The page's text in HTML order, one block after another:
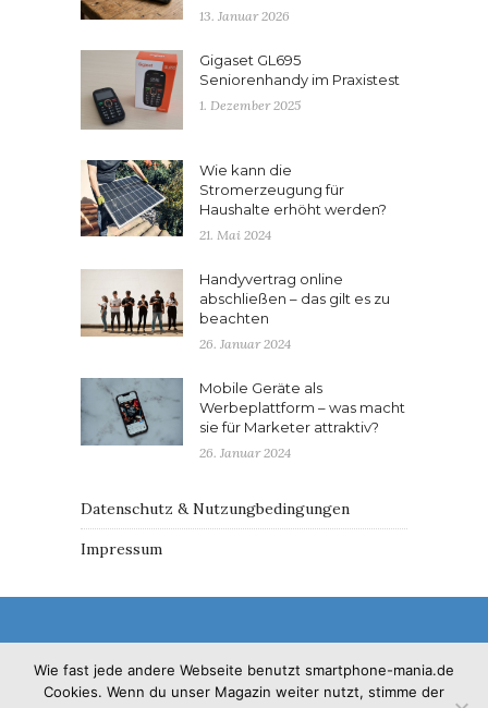
13. Januar 2026
Gigaset GL695
Seniorenhandy im Praxistest
1. Dezember 2025
Wie kann die
Stromerzeugung für
Haushalte erhöht werden?
21. Mai 2024
Handyvertrag online
abschließen – das gilt es zu
beachten
26. Januar 2024
Mobile Geräte als
Werbeplattform – was macht
sie für Marketer attraktiv?
26. Januar 2024
Datenschutz & Nutzungbedingungen
Impressum
© 2017 - Solo Pine. All Rights Reserved. Designed &
Wie fast jede andere Webseite benutzt smartphone-mania.de
Cookies. Wenn du unser Magazin weiter nutzt, stimme der